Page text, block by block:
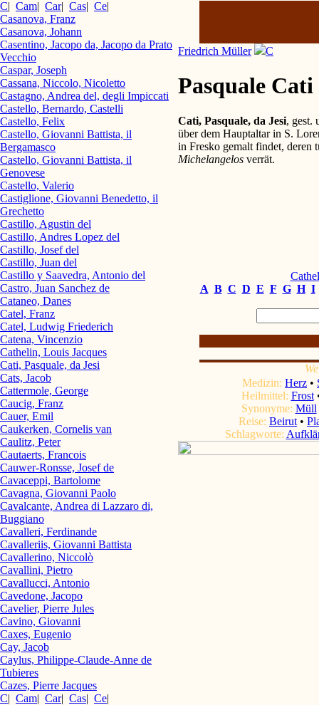
Friedrich Müller C
Pasquale Cati
Cati, Pasquale, da Jesi, gest.
über dem Hauptaltar in S.
in Fresko gemalt findet, deren
Michelangelos verrät.
A B C D E F G H I
Medizin: Herz •
Heilmittel: Frost
Synonyme: Müll
Reise: Beirut •
Schlagworte:
C| Cam| Car| Cas| Ce|
Casanova, Franz
Casanova, Johann
Casentino, Jacopo da, Jacopo da Prato
Vecchio
Caspar, Joseph
Cassana, Niccolo, Nicoletto
Castagno, Andrea del, degli Impiccati
Castello, Bernardo, Castelli
Castello, Felix
Castello, Giovanni Battista, il
Bergamasco
Castello, Giovanni Battista, il
Genovese
Castello, Valerio
Castiglione, Giovanni Benedetto, il
Grechetto
Castillo, Agustin del
Castillo, Andres Lopez del
Castillo, Josef del
Castillo, Juan del
Castillo y Saavedra, Antonio del
Castro, Juan Sanchez de
Cataneo, Danes
Catel, Franz
Catel, Ludwig Friederich
Catena, Vincenzio
Cathelin, Louis Jacques
Cati, Pasquale, da Jesi
Cats, Jacob
Cattermole, George
Caucig, Franz
Cauer, Emil
Caukerken, Cornelis van
Caulitz, Peter
Cautaerts, Francois
Cauwer-Ronsse, Josef de
Cavaceppi, Bartolome
Cavagna, Giovanni Paolo
Cavalcante, Andrea di Lazzaro di,
Buggiano
Cavalleri, Ferdinande
Cavalleriis, Giovanni Battista
Cavallerino, Niccolò
Cavallini, Pietro
Cavallucci, Antonio
Cavedone, Jacopo
Cavelier, Pierre Jules
Cavino, Giovanni
Caxes, Eugenio
Cay, Jacob
Caylus, Philippe-Claude-Anne de
Tubieres
Cazes, Pierre Jacques
C| Cam| Car| Cas| Ce|